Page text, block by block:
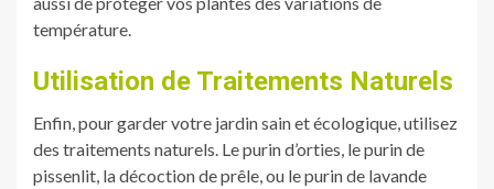
température.
Utilisation de Traitements Naturels
Enfin, pour garder votre jardin sain et écologique, utilisez
des traitements naturels. Le purin d’orties, le purin de
pissenlit, la décoction de prêle, ou le purin de lavande